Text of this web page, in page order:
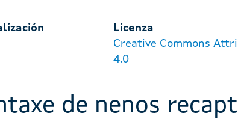
Licenza
Creative Commons
4.0
de nenos